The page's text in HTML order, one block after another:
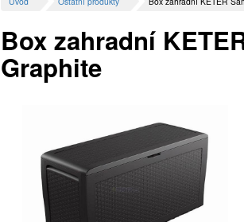
Box zahradní
Graphite